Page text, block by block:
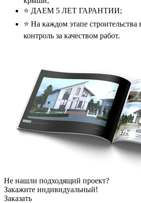
⭐️ ДАЕМ 5 ЛЕТ ГАРАНТИИ;
⭐️ На каждом этапе
контроль за качеством работ.
Не нашли подходящий проект?
Закажите индивидуальный!
Заказать